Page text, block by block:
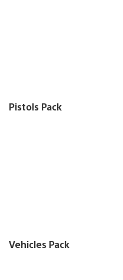
Pistols Pack
Vehicles Pack